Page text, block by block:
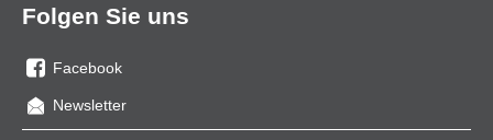
Folgen Sie uns
Sie
uns
Facebook
Newsletter